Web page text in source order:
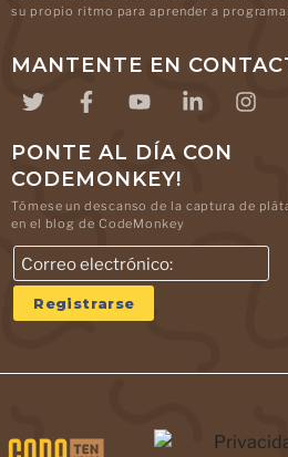
su propio ritmo para aprender a programar
MANTENTE EN
PONTE AL DÍA CON
CODEMONKEY!
Tómese un descanso de la captura de
en el blog de CodeMonkey